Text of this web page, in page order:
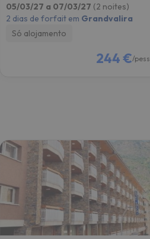
05/03/27 a 07/03/27 (2 noites)
2 dias de forfait em Grandvalira
Só alojamento
244 €/pess.